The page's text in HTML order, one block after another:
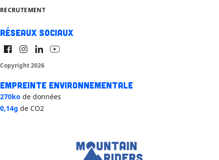
RECRUTEMENT
Réseaux sociaux
Copyright 2026
Empreinte environnementale
270ko de données
0,14g de CO2